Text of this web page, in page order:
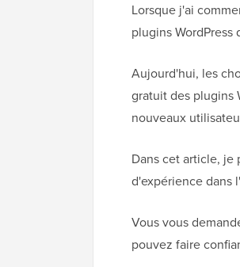
Lorsque j'ai
plugins
Aujourd'hui, les
gratuit des plugins
nouveaux
Dans cet article, je
d'expérience dans
Vous vous
pouvez faire